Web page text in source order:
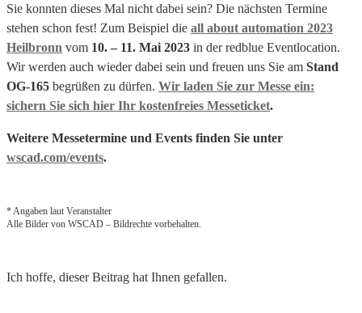
Sie konnten dieses Mal nicht dabei sein? Die nächsten Termine
stehen schon fest! Zum Beispiel die all about automation 2023
Heilbronn vom 10. – 11. Mai 2023 in der redblue Eventlocation.
Wir werden auch wieder dabei sein und freuen uns Sie am Stand
OG-165 begrüßen zu dürfen. Wir laden Sie zur Messe ein:
sichern Sie sich hier Ihr kostenfreies Messeticket.
Weitere Messetermine und Events finden Sie unter
wscad.com/events.
* Angaben laut Veranstalter
Alle Bilder von WSCAD – Bildrechte vorbehalten.
Ich hoffe, dieser Beitrag hat Ihnen gefallen.